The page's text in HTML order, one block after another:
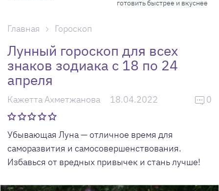
Главная Гороскоп
Лунный гороскоп для всех
знаков зодиака с 18 по 24
апреля
Кажетта Ахметжанова 18.04.2022 0
Убывающая Луна — отличное время для
саморазвития и самосовершенствования.
Избавься от вредных привычек и стань лучше!